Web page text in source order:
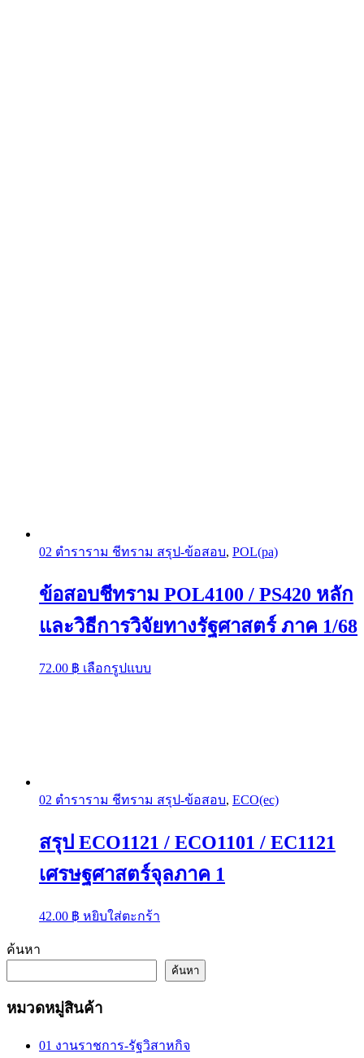
02 ตำราราม ชีทราม สรุป-ข้อสอบ, POL(pa)
ข้อสอบชีทราม POL4100 / PS420 หลัก
และวิธีการวิจัยทางรัฐศาสตร์ ภาค 1/68
72.00 ฿ เลือกรูปแบบ
product
chosen
on
product
page
02 ตำราราม ชีทราม สรุป-ข้อสอบ, ECO(ec)
สรุป ECO1121 / ECO1101 / EC1121
เศรษฐศาสตร์จุลภาค 1
42.00 ฿ หยิบใส่ตะกร้า
ค้นหา
ค้นหา
หมวดหมู่สินค้า
01 งานราชการ-รัฐวิสาหกิจ